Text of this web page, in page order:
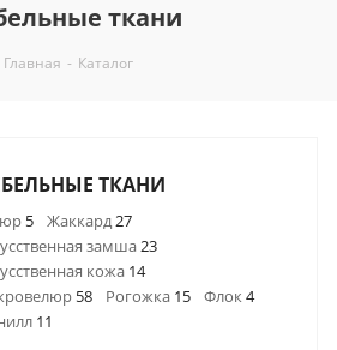
ткани
Главная - Каталог
ТКАНИ
5 Жаккард27
замша23
кожа 14
58 Рогожка 15 Флок4
11